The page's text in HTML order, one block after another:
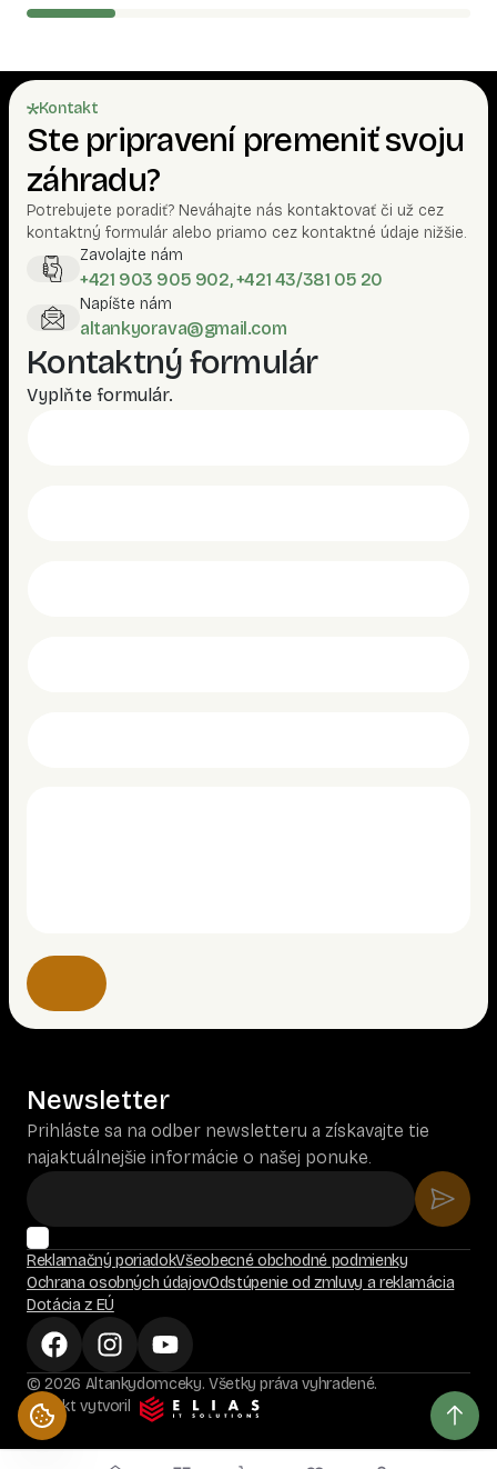
Kontakt
Ste pripravení premeniť svoju
záhradu?
Potrebujete poradiť? Neváhajte nás kontaktovať či už cez
kontaktný formulár alebo priamo cez kontaktné údaje nižšie.
Zavolajte nám
+421 903 905 902, +421 43/381 05 20
Napíšte nám
altankyorava@gmail.com
Kontaktný formulár
Vyplňte formulár.
Newsletter
Prihláste sa na odber newsletteru a získavajte tie
najaktuálnejšie informácie o našej ponuke.
Reklamačný poriadokVšeobecné obchodné podmienky
Ochrana osobných údajovOdstúpenie od zmluvy a reklamácia
Dotácia z EÚ
© 2026 Altankydomceky. Všetky práva vyhradené.
Projekt vytvoril